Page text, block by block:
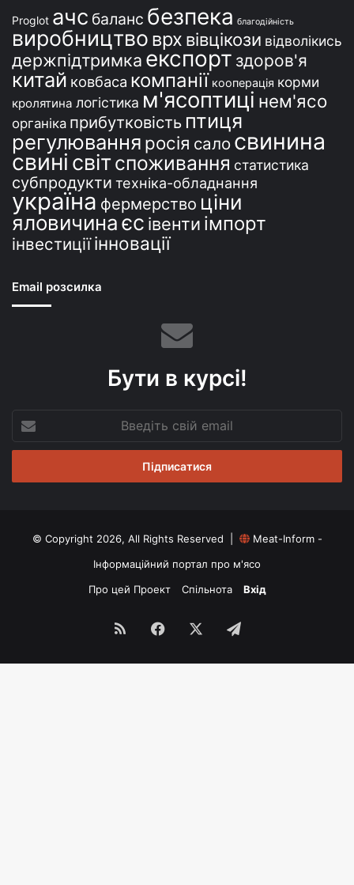
Proglot ачс баланс безпека благодійність
виробництво врх вівцікози відволікись
держпідтримка експорт здоров'я
китай ковбаса компанії кооперація корми
кролятина логістика м'ясоптиці нем'ясо
органіка прибутковість птиця
регулювання росія сало свинина
свині світспоживання статистика
субпродукти техніка-обладнання
україна фермерство ціни
яловичинаєс івенти імпорт
інвестиції інновації
Email розсилка
Бути в курсі!
Введіть
свій
email
© Copyright 2026, All Rights Reserved |
Meat-Inform -
Інформаційний портал про м'ясо
Про цей Проект
Спільнота Вхід
RSS Facebook